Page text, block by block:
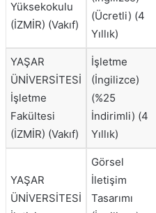
Yüksekokulu
(İZMİR) (Vakıf)
(Ücretli) (4
Yıllık)
YAŞAR
ÜNİVERSİTESİ
İşletme
Fakültesi
(İZMİR) (Vakıf)
İşletme
(İngilizce)
(%25
İndirimli) (4
Yıllık)
YAŞAR
ÜNİVERSİTESİ
Görsel
İletişim
Tasarımı